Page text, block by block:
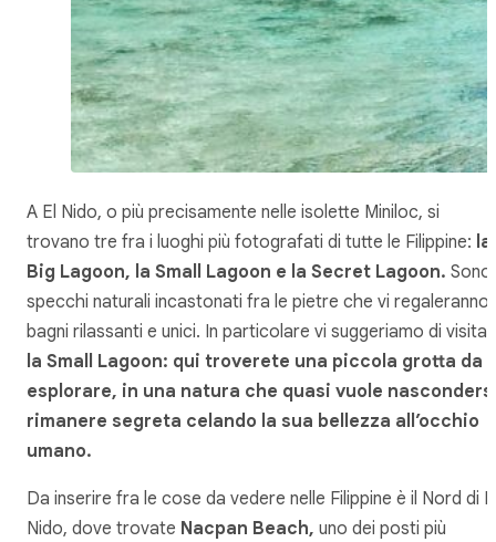
A El Nido, o più precisamente nelle isolette Miniloc, si
trovano tre fra i luoghi più fotografati di tutte le Filippine: la
Big Lagoon, la Small Lagoon e la Secret Lagoon. Sono
specchi naturali incastonati fra le pietre che vi regaleranno
bagni rilassanti e unici. In particolare vi suggeriamo di
la Small Lagoon: qui troverete una piccola grotta da
esplorare, in una natura che quasi vuole
rimanere segreta celando la sua bellezza all’occhio
umano.
Da inserire fra le cose da vedere nelle Filippine è il Nord di
Nido, dove trovate Nacpan Beach, uno dei posti più